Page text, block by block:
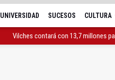
UNIVERSIDAD SUCESOS CULTURA
Vilches contará con 13,7 millones